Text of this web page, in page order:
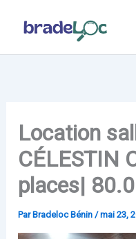
Location
CÉLESTIN
places|
ParBradeloc Bénin /mai 23,